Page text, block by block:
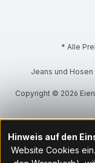
* Alle
Jeans und Hosen
Copyright © 2026
Hinweis auf den
Website Cookies